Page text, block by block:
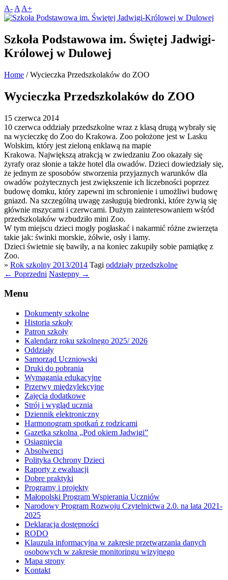
A- A A+
Szkoła Podstawowa im. Świętej Jadwigi-
Królowej w Dulowej
Home / Wycieczka Przedszkolaków do ZOO
Wycieczka Przedszkolaków do ZOO
15 czerwca 2014
10 czerwca oddziały przedszkolne wraz z klasą drugą wybrały się
na wycieczkę do Zoo do Krakowa. Zoo położone jest w Lasku
Wolskim, który jest zieloną enklawą na mapie
Krakowa. Największą atrakcją w zwiedzaniu Zoo okazały się
żyrafy oraz słonie a także hotel dla owadów. Dzieci dowiedziały się,
że jednym ze sposobów stworzenia przyjaznych warunków dla
owadów pożytecznych jest zwiększenie ich liczebności poprzez
budowę domku, który zapewni im schronienie i umożliwi budowę
gniazd. Na szczególną uwagę zasługują biedronki, które żywią się
głównie mszycami i czerwcami. Dużym zainteresowaniem wśród
przedszkolaków wzbudziło mini Zoo.
W tym miejscu dzieci mogły pogłaskać i nakarmić różne zwierzęta
takie jak: świnki morskie, żółwie, osły i lamy.
Dzieci świetnie się bawiły, a na koniec zakupiły sobie pamiątkę z
Zoo.
» Rok szkolny 2013/2014 Tagi oddziały przedszkolne
← Poprzedni Następny →
Menu
Dokumenty szkolne
Historia szkoły
Patron szkoły
Kalendarz roku szkolnego 2025/ 2026
Oddziały
Samorząd Uczniowski
Druki do pobrania
Wymagania edukacyjne
Przerwy międzylekcyjne
Zajęcia dodatkowe
Strój i wygląd ucznia
Dziennik elektroniczny
Harmonogram spotkań z rodzicami
Gazetka szkolna „Pod okiem Jadwigi”
Osiągnięcia
Absolwenci
Polityka Ochrony Dzieci
Raporty z ewaluacji
Dobre praktyki
Programy i projekty
Małopolski Program Wspierania Uczniów
Narodowy Program Rozwoju Czytelnictwa 2.0. na lata 2021-
2025
Deklaracja dostępności
RODO
Klauzula informacyjna w zakresie przetwarzania danych
osobowych w zakresie monitoringu wizyjnego
Mapa strony
Kontakt